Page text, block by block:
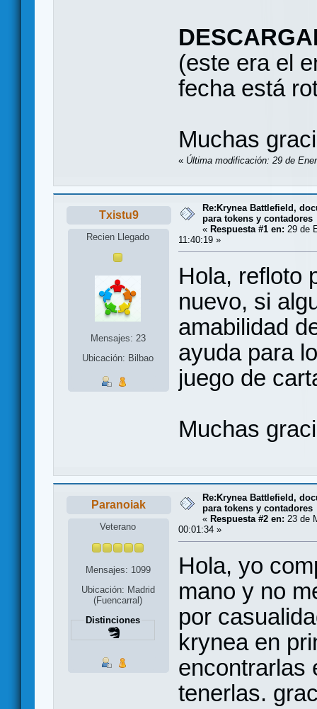
(este era el
fecha está
Muchas
« Última modificación: 29 de
Txistu9
Recien Llegado
Mensajes: 23
Ubicación: Bilbao
Re:Krynea Battlefield,
para tokens y contadores
« Respuesta #1 en: 29 de
11:40:19 »
Hola, refloto
nuevo, si
amabilidad
ayuda para
juego de
Muchas
Paranoiak
Veterano
Mensajes: 1099
Ubicación: Madrid
(Fuencarral)
Distinciones
Re:Krynea Battlefield,
para tokens y contadores
« Respuesta #2 en: 23 de
00:01:34 »
Hola, yo
mano y no
por
krynea en
encontrarlas
tenerlas.